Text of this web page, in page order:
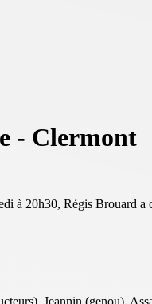
- Clermont
à 20h30, Régis Brouard
Jeannin (genou),